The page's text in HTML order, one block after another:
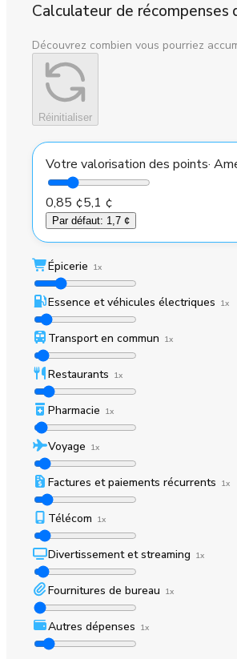
Calculateur de
Découvrez combien vous pourriez
Réinitialiser
Votre valorisation des points·
0,85 ¢5,1 ¢
Par défaut: 1,7 ¢
Épicerie 1x
Essence et véhicules électriques 1x
Transport en commun 1x
Restaurants 1x
Pharmacie 1x
Voyage 1x
Factures et paiements récurrents 1x
Télécom 1x
Divertissement et streaming 1x
Fournitures de bureau 1x
Autres dépenses 1x